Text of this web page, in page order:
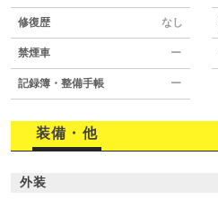
修復歴 なし
禁煙車 ー
記録簿・整備手帳 ー
装備・他
外装